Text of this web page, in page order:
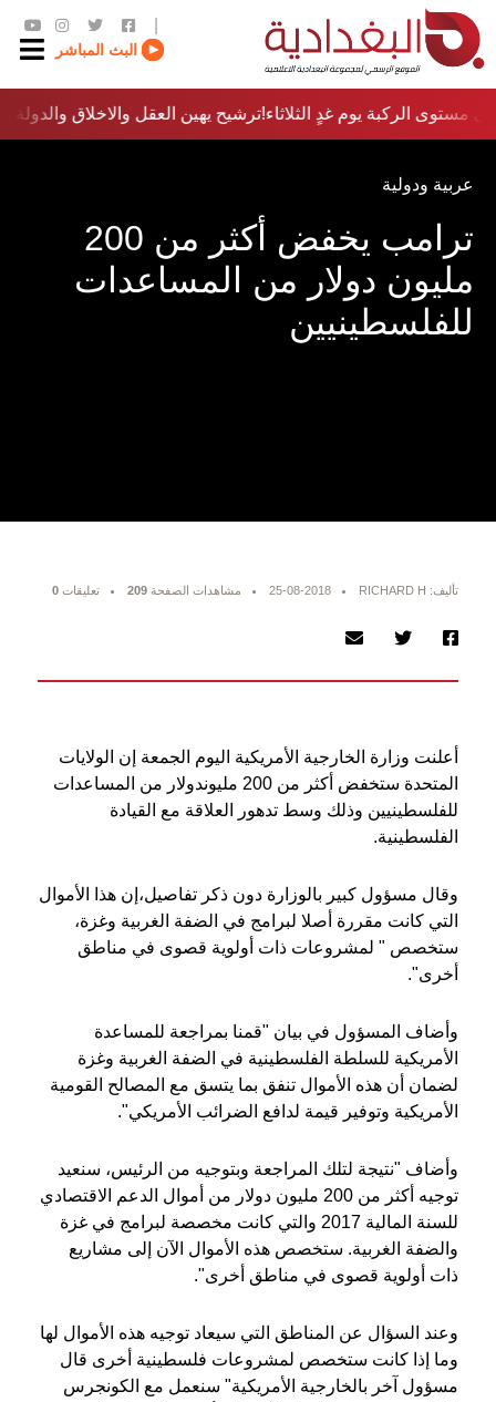
البث المباشر
ترشيح يهين العقل والاخلاق والدولة…؟!مستوى الركبة يوم غدٍ الثلاثاء
عربية ودولية
ترامب يخفض أكثر من 200
مليون دولار من المساعدات
للفلسطينيين
تأليف: RICHARD H 25-08-2018 مشاهدات الصفحة 209 تعليقات 0
أعلنت وزارة الخارجية الأمريكية اليوم الجمعة إن الولايات
المتحدة ستخفض أكثر من 200 مليوندولار من المساعدات
للفلسطينيين وذلك وسط تدهور العلاقة مع القيادة
الفلسطينية.
وقال مسؤول كبير بالوزارة دون ذكر تفاصيل،إن هذا الأموال
التي كانت مقررة أصلا لبرامج في الضفة الغربية وغزة،
ستخصص " لمشروعات ذات أولوية قصوى في مناطق
أخرى".
وأضاف المسؤول في بيان "قمنا بمراجعة للمساعدة
الأمريكية للسلطة الفلسطينية في الضفة الغربية وغزة
لضمان أن هذه الأموال تنفق بما يتسق مع المصالح القومية
الأمريكية وتوفير قيمة لدافع الضرائب الأمريكي".
وأضاف "نتيجة لتلك المراجعة وبتوجيه من الرئيس، سنعيد
توجيه أكثر من 200 مليون دولار من أموال الدعم الاقتصادي
للسنة المالية 2017 والتي كانت مخصصة لبرامج في غزة
والضفة الغربية. ستخصص هذه الأموال الآن إلى مشاريع
ذات أولوية قصوى في مناطق أخرى".
وعند السؤال عن المناطق التي سيعاد توجيه هذه الأموال لها
وما إذا كانت ستخصص لمشروعات فلسطينية أخرى قال
مسؤول آخر بالخارجية الأمريكية" سنعمل مع الكونجرس